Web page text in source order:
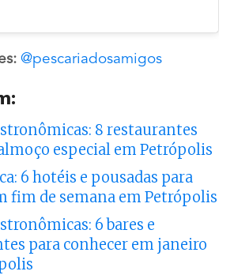
@pescariadosamigos
8 restaurantes
especial em Petrópolis
6 hotéis e pousadas para
fim de semana em Petrópolis
6 bares e
para conhecer em janeiro